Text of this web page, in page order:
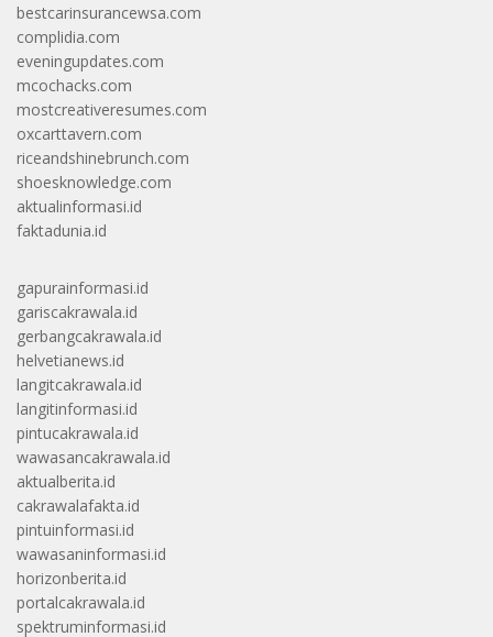
bestcarinsurancewsa.com
complidia.com
eveningupdates.com
mcochacks.com
mostcreativeresumes.com
oxcarttavern.com
riceandshinebrunch.com
shoesknowledge.com
aktualinformasi.id
faktadunia.id
gapurainformasi.id
gariscakrawala.id
gerbangcakrawala.id
helvetianews.id
langitcakrawala.id
langitinformasi.id
pintucakrawala.id
wawasancakrawala.id
aktualberita.id
cakrawalafakta.id
pintuinformasi.id
wawasaninformasi.id
horizonberita.id
portalcakrawala.id
spektruminformasi.id